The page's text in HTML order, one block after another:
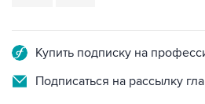
Подписаться на рассылку
Получать оперативные